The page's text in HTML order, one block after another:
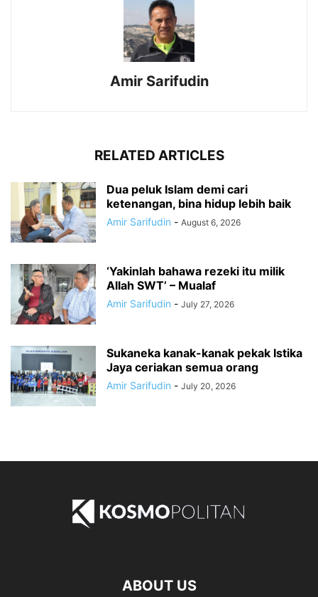
Amir Sarifudin
RELATED ARTICLES
Dua peluk Islam demi cari
ketenangan, bina hidup lebih baik
Amir Sarifudin - August 6, 2026
‘Yakinlah bahawa rezeki itu milik
Allah SWT’ – Mualaf
Amir Sarifudin - July 27, 2026
Sukaneka kanak-kanak pekak Istika
Jaya ceriakan semua orang
Amir Sarifudin - July 20, 2026
ABOUT US